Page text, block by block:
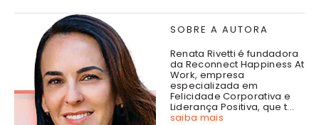
SOBRE A AUTORA
Renata Rivetti é fundadora
da Reconnect Happiness At
Work, empresa
especializada em
Felicidade Corporativa e
Liderança Positiva, que t...
saiba mais